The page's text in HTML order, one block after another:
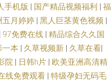
韩网址福利导航 91日皮子 韩国久久
真人免费看 国产日韩乱码 无码a级
午夜少妇成人导航 成人无码人妻 日
手机版 | 国产精品视频福利 | 福
五月婷婷 | 黑人巨茎黄色视频 |
97免费在线 | 精品综合久久国
一本 | 久草视频新 | 久草在看|
院 | 日韩h片 | 欧美亚洲高清精
线免费观看 | 特级孕妇无码毛